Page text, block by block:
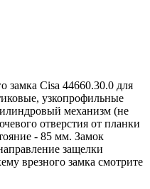
замка Cisa 44660.30.0 для
узкопрофильные
механизм (не
отверстия от планки
- 85 мм. Замок
защелки
врезного замка смотрите